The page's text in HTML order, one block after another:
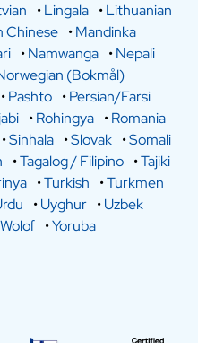
•Lingala •Lithuanian
Chinese •Mandinka
•Namwanga •Nepali
(Bokmål)
•Pashto •Persian/Farsi
•Rohingya •Romania
•Sinhala •Slovak •Somali
•Tagalog / Filipino •Tajiki
•Turkish •Turkmen
•Uyghur •Uzbek
Wolof •Yoruba